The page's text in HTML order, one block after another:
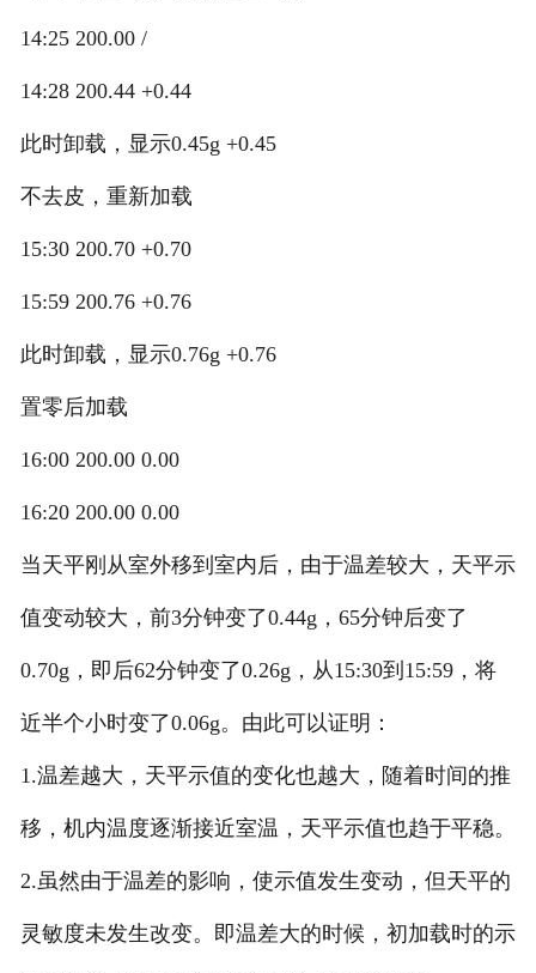
14:25 200.00 /
14:28 200.44 +0.44
此时卸载，显示0.45g +0.45
不去皮，重新加载
15:30 200.70 +0.70
15:59 200.76 +0.76
此时卸载，显示0.76g +0.76
置零后加载
16:00 200.00 0.00
16:20 200.00 0.00
当天平刚从室外移到室内后，由于温差较大，天平示
值变动较大，前3分钟变了0.44g，65分钟后变了
0.70g，即后62分钟变了0.26g，从15:30到15:59，将
近半个小时变了0.06g。由此可以证明：
1.温差越大，天平示值的变化也越大，随着时间的推
移，机内温度逐渐接近室温，天平示值也趋于平稳。
2.虽然由于温差的影响，使示值发生变动，但天平的
灵敏度未发生改变。即温差大的时候，初加载时的示